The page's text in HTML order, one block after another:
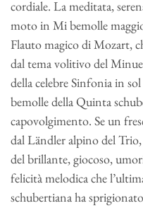
cordiale. La meditata,
moto in Mi bemolle
Flauto magico di Mozart,
dal tema volitivo del
della celebre Sinfonia in
bemolle della Quinta
capovolgimento. Se un
dal Ländler alpino del Trio,
del brillante, giocoso,
felicità melodica che
schubertiana ha